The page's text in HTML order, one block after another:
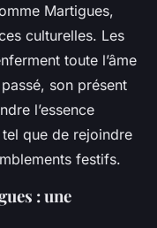
Martigues,
culturelles. Les
toute l’âme
son présent
l’essence
que de rejoindre
festifs.
: une